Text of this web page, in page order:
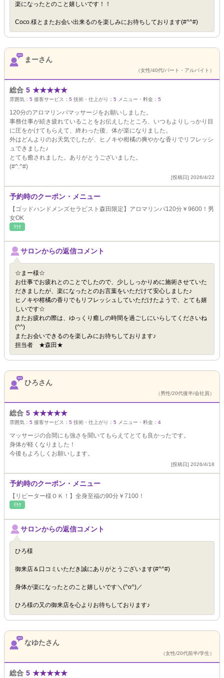
楽になったとのこと嬉しいです！！
Coco.様とまたお会い出来るのを楽しみにお待ちしております(#^^#)
まーさん
（女性/40代/パート・アルバイト）
総合 5 ★★★★★
雰囲気： 5 接客サービス： 5 技術・仕上がり： 5 メニュー・料金： 5
120分のアロマリンパマッサージをお願いしました。
事務仕事が続き疲れていることをお伝えしたところ、いつもよりしっかり目
に圧をかけてもらえて、終わった後、体が楽になりました。
外はどんよりのお天気でしたが、ヒノキや柑橘の爽やかな香りでリフレッシ
ュできました♪
とても癒されました。ありがとうございました。
(#^.^#)
[投稿日] 2026/4/22
予約時のクーポン・メニュー
【ゴッドハンドメンズセラピスト森田限定】アロマリンパ120分￥9600！男
女OK
ﾘﾗｸ
サロンからの返信コメント
☆まー様☆
お仕事でお疲れとのことでしたので、少ししっかりめに施術させていた
だきましたが、楽になったとのお言葉をいただけて安心しました♪
ヒノキや柑橘の香りでもリフレッシュしていただけたようで、とても嬉
しいです☆
またお疲れの際は、ゆっくり癒しの時間を過ごしにいらしてくださいね
(^^)
またお会いできるのを楽しみにお待ちしております♪
担当者 ★森田★
ひろさん
（男性/20代後半/会社員）
総合 5 ★★★★★
雰囲気： 5 接客サービス： 5 技術・仕上がり： 5 メニュー・料金： 4
マッサージの合間にも強さを聞いてもらえてとても良かったです。
身体が軽くなりました！
今後もよろしくお願いします。
[投稿日] 2026/4/18
予約時のクーポン・メニュー
【リピーター様ＯＫ！】全身至福の90分￥7100！
ﾘﾗｸ
サロンからの返信コメント
ひろ様
御来店＆口コミいただき誠にありがとうございます(#^^#)
身体が楽になったとのこと嬉しいです＼(^o^)／
ひろ様の又の御来店を心よりお待ちしております♪
なゆたさん
（女性/20代前半/学生）
総合 5 ★★★★★